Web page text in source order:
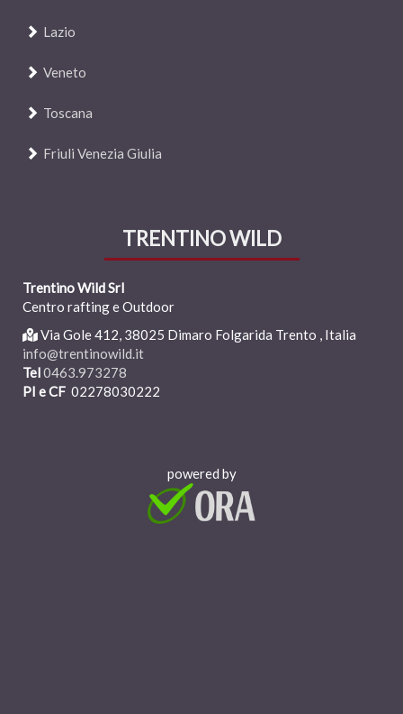
Lazio
Veneto
Toscana
Friuli Venezia Giulia
TRENTINO WILD
Trentino Wild Srl
Centro rafting e Outdoor
Via Gole 412, 38025 Dimaro Folgarida Trento , Italia
info@trentinowild.it
Tel0463.973278
PI e CF 02278030222
powered by